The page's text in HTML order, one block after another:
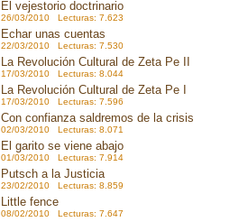
El vejestorio doctrinario
26/03/2010 Lecturas: 7.623
Echar unas cuentas
22/03/2010 Lecturas: 7.530
La Revolución Cultural de Zeta Pe II
17/03/2010 Lecturas: 8.044
La Revolución Cultural de Zeta Pe I
17/03/2010 Lecturas: 7.596
Con confianza saldremos de la crisis
02/03/2010 Lecturas: 8.071
El garito se viene abajo
01/03/2010 Lecturas: 7.914
Putsch a la Justicia
23/02/2010 Lecturas: 8.859
Little fence
08/02/2010 Lecturas: 7.647